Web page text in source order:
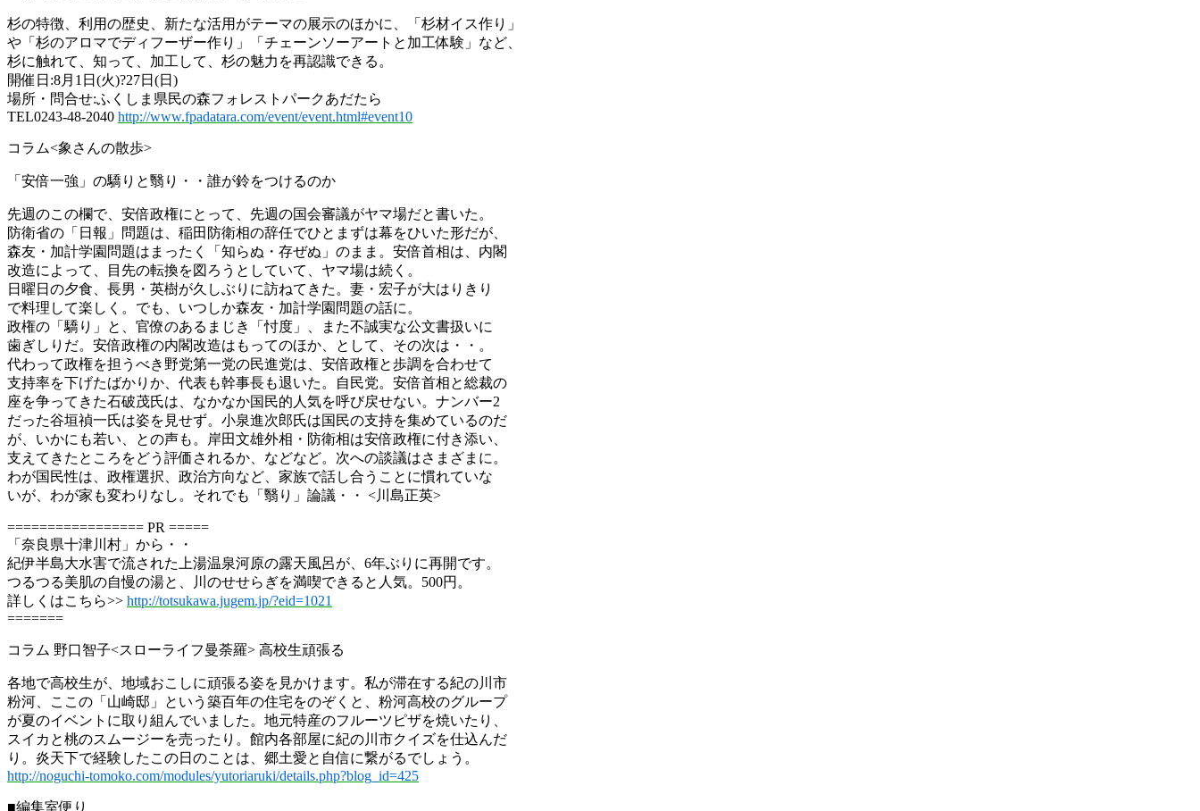
杉の特徴、利用の歴史、新たな活用がテーマの展示のほかに、「杉材イス作り」
や「杉のアロマでディフーザー作り」「チェーンソーアートと加工体験」など、
杉に触れて、知って、加工して、杉の魅力を再認識できる。
開催日:8月1日(火)?27日(日)
場所・問合せ:ふくしま県民の森フォレストパークあだたら
TEL0243-48-2040 http://www.fpadatara.com/event/event.html#event10
コラム<象さんの散歩>
「安倍一強」の驕りと翳り・・誰が鈴をつけるのか
先週のこの欄で、安倍政権にとって、先週の国会審議がヤマ場だと書いた。
防衛省の「日報」問題は、稲田防衛相の辞任でひとまずは幕をひいた形だが、
森友・加計学園問題はまったく「知らぬ・存ぜぬ」のまま。安倍首相は、内閣
改造によって、目先の転換を図ろうとしていて、ヤマ場は続く。
日曜日の夕食、長男・英樹が久しぶりに訪ねてきた。妻・宏子が大はりきり
で料理して楽しく。でも、いつしか森友・加計学園問題の話に。
政権の「驕り」と、官僚のあるまじき「忖度」、また不誠実な公文書扱いに
歯ぎしりだ。安倍政権の内閣改造はもってのほか、として、その次は・・。
代わって政権を担うべき野党第一党の民進党は、安倍政権と歩調を合わせて
支持率を下げたばかりか、代表も幹事長も退いた。自民党。安倍首相と総裁の
座を争ってきた石破茂氏は、なかなか国民的人気を呼び戻せない。ナンバー2
だった谷垣禎一氏は姿を見せず。小泉進次郎氏は国民の支持を集めているのだ
が、いかにも若い、との声も。岸田文雄外相・防衛相は安倍政権に付き添い、
支えてきたところをどう評価されるか、などなど。次への談議はさまざまに。
わが国民性は、政権選択、政治方向など、家族で話し合うことに慣れていな
いが、わが家も変わりなし。それでも「翳り」論議・・ <川島正英>
================= PR =====
「奈良県十津川村」から・・
紀伊半島大水害で流された上湯温泉河原の露天風呂が、6年ぶりに再開です。
つるつる美肌の自慢の湯と、川のせせらぎを満喫できると人気。500円。
詳しくはこちら>> http://totsukawa.jugem.jp/?eid=1021
=======
コラム 野口智子<スローライフ曼荼羅> 高校生頑張る
各地で高校生が、地域おこしに頑張る姿を見かけます。私が滞在する紀の川市
粉河、ここの「山崎邸」という築百年の住宅をのぞくと、粉河高校のグループ
が夏のイベントに取り組んでいました。地元特産のフルーツピザを焼いたり、
スイカと桃のスムージーを売ったり。館内各部屋に紀の川市クイズを仕込んだ
り。炎天下で経験したこの日のことは、郷土愛と自信に繋がるでしょう。
http://noguchi-tomoko.com/modules/yutoriaruki/details.php?blog_id=425
■編集室便り